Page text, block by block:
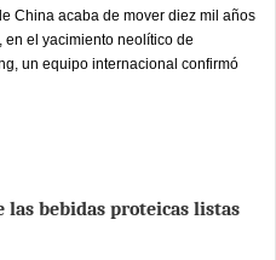
China acaba de mover diez mil años
el yacimiento neolítico de
un equipo internacional confirmó
las bebidas proteicas listas